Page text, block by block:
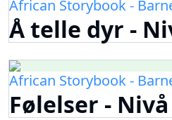
African Storybook -
Å telle dyr -
African Storybook -
Følelser - Nivå